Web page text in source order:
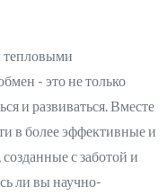
тепловыми
- это не только
и развиваться. Вместе
в более эффективные и
с заботой и
ли вы научно-